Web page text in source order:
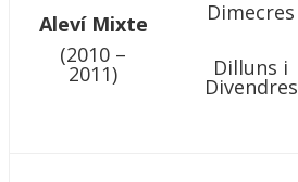
Aleví Mixte
(2010 –
2011)
Dimecres
Dilluns i
Divendres